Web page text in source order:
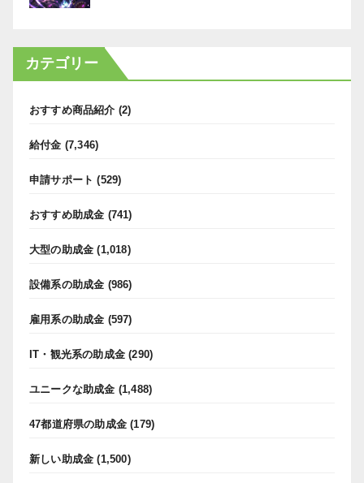
カテゴリー
おすすめ商品紹介 (2)
給付金 (7,346)
申請サポート (529)
おすすめ助成金 (741)
大型の助成金 (1,018)
設備系の助成金 (986)
雇用系の助成金 (597)
IT・観光系の助成金 (290)
ユニークな助成金 (1,488)
47都道府県の助成金 (179)
新しい助成金 (1,500)